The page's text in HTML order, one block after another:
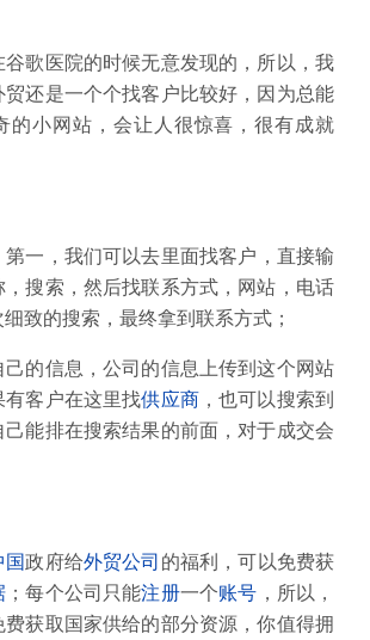
歌医院的时候无意发现的，所以，我
还是一个个找客户比较好，因为总能
的小网站，会让人很惊喜，很有成就
第一，我们可以去里面找客户，直接输
，搜索，然后找联系方式，网站，电话
致的搜索，最终拿到联系方式；
的信息，公司的信息上传到这个网站
客户在这里找供应商，也可以搜索到
能排在搜索结果的前面，对于成交会
国政府给外贸公司 的福利，可以免费获
；每个公司只能注册一个账号 ，所以，
获取国家供给的部分资源，你值得拥